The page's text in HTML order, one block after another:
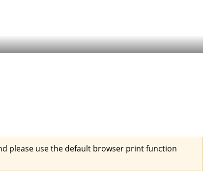
please use the default browser print function